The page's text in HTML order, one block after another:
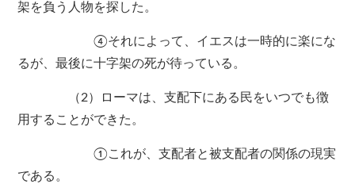
架を負う人物を探した。
④それによって、イエスは一時的に楽にな
るが、最後に十字架の死が待っている。
（2）ローマは、支配下にある民をいつでも徴
用することができた。
①これが、支配者と被支配者の関係の現実
である。